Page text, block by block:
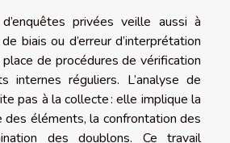
d’enquêtes privées veille aussi à
biais ou d’erreur d’interprétation
de procédures de vérification
internes réguliers. L’analyse de
pas à la collecte : elle implique la
éléments, la confrontation des
des doublons. Ce travail